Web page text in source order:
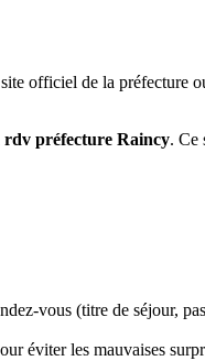
officiel de la préfecture
rdv préfecture Raincy. Ce
vous (titre de séjour,
éviter les mauvaises